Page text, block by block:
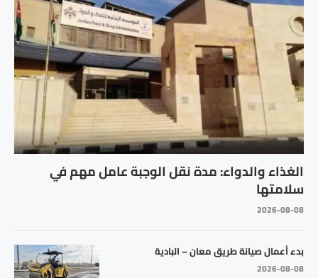
الغذاء والدواء: مدة نقل الوجبة عامل مهم في
سلامتها
2026-08-08
بدء أعمال صيانة طريق معان – البادية
2026-08-08